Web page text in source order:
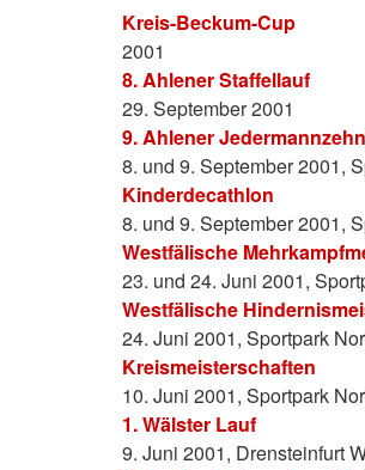
Kreis-Beckum-Cup
2001
8. Ahlener Staffellauf
29. September 2001
9. Ahlener
8. und 9. September 2001,
Kinderdecathlon
8. und 9. September 2001,
Westfälische
23. und 24. Juni 2001,
Westfälische
24. Juni 2001, Sportpark
Kreismeisterschaften
10. Juni 2001, Sportpark
1. Wälster Lauf
9. Juni 2001, Drensteinfurt